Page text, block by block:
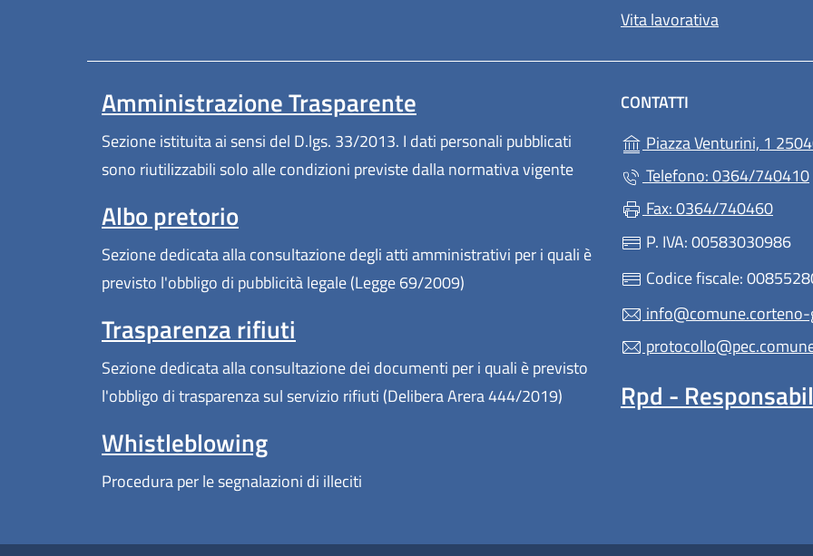
Vita lavorativa
Amministrazione Trasparente
Sezione istituita ai sensi del D.lgs. 33/2013. I dati personali pubblicati
sono riutilizzabili solo alle condizioni previste dalla normativa vigente
Albo pretorio
Sezione dedicata alla consultazione degli atti amministrativi per i quali è
previsto l'obbligo di pubblicità legale (Legge 69/2009)
Trasparenza rifiuti
Sezione dedicata alla consultazione dei documenti per i quali è previsto
l'obbligo di trasparenza sul servizio rifiuti (Delibera Arera 444/2019)
Whistleblowing
Procedura per le segnalazioni di illeciti
CONTATTI
Piazza Venturini, 1
Telefono: 0364/740410
Fax: 0364/740460
P. IVA: 00583030986
Codice fiscale:
Rpd -